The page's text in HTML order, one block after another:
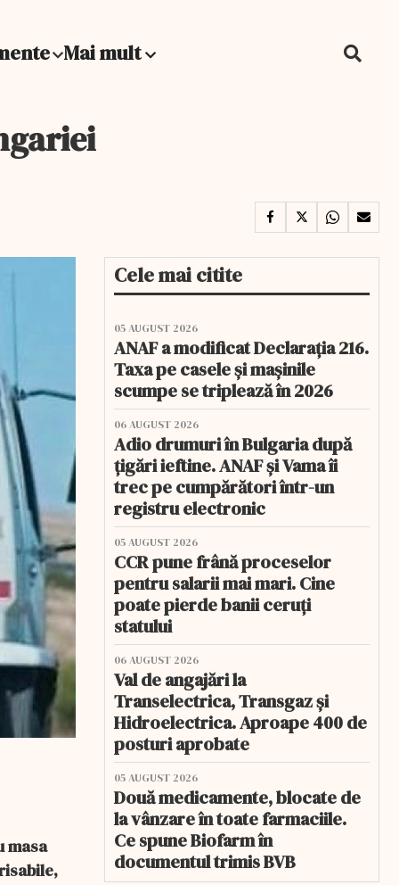
Mai mult
masa
Cele mai citite
05 AUGUST 2026
ANAF a modificat Declarația 216.
Taxa pe casele și mașinile
scumpe se triplează în 2026
06 AUGUST 2026
Adio drumuri în Bulgaria după
țigări ieftine. ANAF și Vama îi
trec pe cumpărători într-un
registru electronic
05 AUGUST 2026
CCR pune frână proceselor
pentru salarii mai mari. Cine
poate pierde banii ceruți
statului
06 AUGUST 2026
Val de angajări la
Transelectrica, Transgaz și
Hidroelectrica. Aproape 400 de
posturi aprobate
05 AUGUST 2026
Două medicamente, blocate de
la vânzare în toate farmaciile.
Ce spune Biofarm în
documentul trimis BVB